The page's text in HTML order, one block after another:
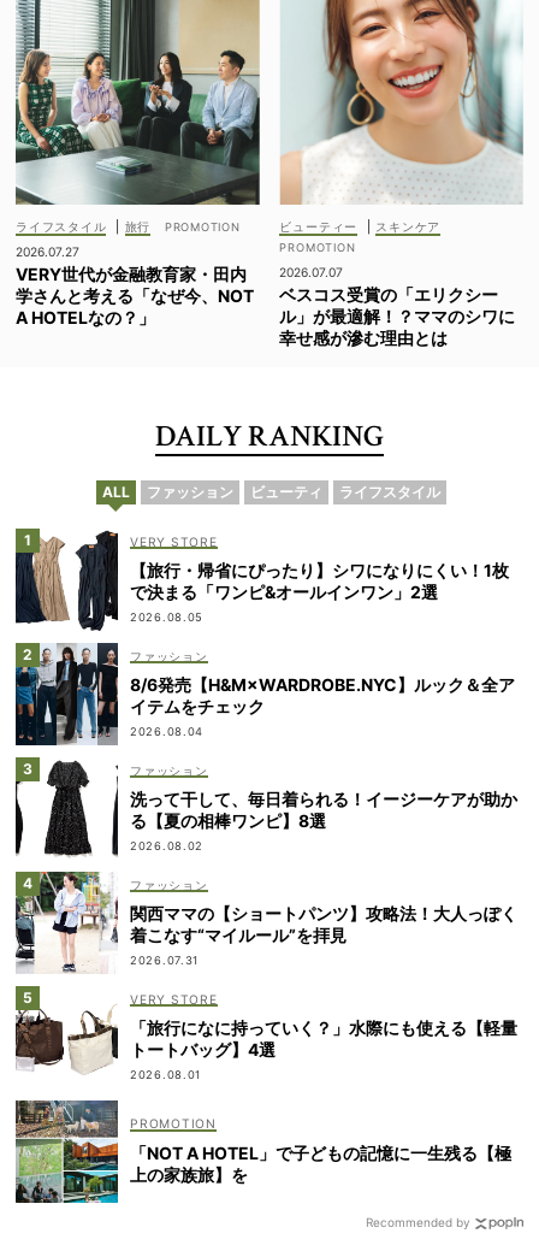
ライフスタイル
旅行
2026.07.27
VERY世代が金融教育家・田内
学さんと考える「なぜ今、NOT
A HOTELなの？」
ビューティー スキンケア
2026.07.07
ベスコス受賞の「エリクシー
ル」が最適解！？ママのシワに
幸せ感が滲む理由とは
DAILY RANKING
ALL ファッション ビューティ ライフスタイル
VERY STORE
【旅行・帰省にぴったり】シワになりにくい！1枚
で決まる「ワンピ&オールインワン」2選
2026.08.05
ファッション
8/6発売【H&M×WARDROBE.NYC】ルック＆全ア
イテムをチェック
2026.08.04
ファッション
洗って干して、毎日着られる！イージーケアが助か
る【夏の相棒ワンピ】8選
2026.08.02
ファッション
関西ママの【ショートパンツ】攻略法！大人っぽく
着こなす“マイルール”を拝見
2026.07.31
VERY STORE
「旅行になに持っていく？」水際にも使える【軽量
トートバッグ】4選
2026.08.01
「NOT A HOTEL」で子どもの記憶に一生残る【極
上の家族旅】を
Recommended by